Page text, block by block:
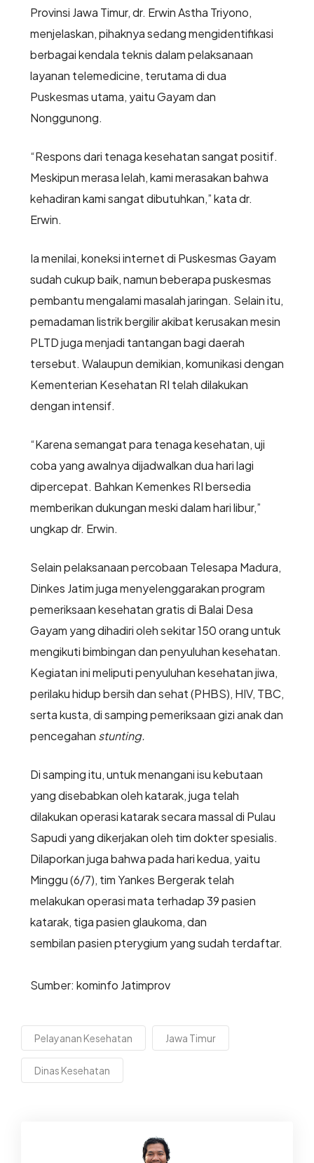
Provinsi Jawa Timur, dr. Erwin Astha Triyono,
menjelaskan, pihaknya sedang mengidentifikasi
berbagai kendala teknis dalam pelaksanaan
layanan telemedicine, terutama di dua
Puskesmas utama, yaitu Gayam dan
Nonggunong.
“Respons dari tenaga kesehatan sangat positif.
Meskipun merasa lelah, kami merasakan bahwa
kehadiran kami sangat dibutuhkan,” kata dr.
Erwin.
Ia menilai, koneksi internet di Puskesmas Gayam
sudah cukup baik, namun beberapa puskesmas
pembantu mengalami masalah jaringan. Selain itu,
pemadaman listrik bergilir akibat kerusakan mesin
PLTD juga menjadi tantangan bagi daerah
tersebut. Walaupun demikian, komunikasi dengan
Kementerian Kesehatan RI telah dilakukan
dengan intensif.
“Karena semangat para tenaga kesehatan, uji
coba yang awalnya dijadwalkan dua hari lagi
dipercepat. Bahkan Kemenkes RI bersedia
memberikan dukungan meski dalam hari libur,”
ungkap dr. Erwin.
Selain pelaksanaan percobaan Telesapa Madura,
Dinkes Jatim juga menyelenggarakan program
pemeriksaan kesehatan gratis di Balai Desa
Gayam yang dihadiri oleh sekitar 150 orang untuk
mengikuti bimbingan dan penyuluhan kesehatan.
Kegiatan ini meliputi penyuluhan kesehatan jiwa,
perilaku hidup bersih dan sehat (PHBS), HIV, TBC,
serta kusta, di samping pemeriksaan gizi anak dan
pencegahan stunting.
Di samping itu, untuk menangani isu kebutaan
yang disebabkan oleh katarak, juga telah
dilakukan operasi katarak secara massal di Pulau
Sapudi yang dikerjakan oleh tim dokter spesialis.
Dilaporkan juga bahwa pada hari kedua, yaitu
Minggu (6/7), tim Yankes Bergerak telah
melakukan operasi mata terhadap 39 pasien
katarak, tiga pasien glaukoma, dan
sembilan pasien pterygium yang sudah terdaftar.
Sumber: kominfo Jatimprov
Pelayanan Kesehatan Jawa Timur
Dinas Kesehatan